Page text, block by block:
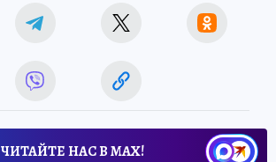
ЧИТАЙТЕ НАС В МАХ!